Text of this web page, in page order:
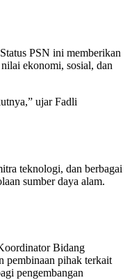
PSN ini memberikan
ekonomi, sosial, dan
ujar Fadli
teknologi, dan berbagai
sumber daya alam.
Bidang
pembinaan pihak terkait
pengembangan